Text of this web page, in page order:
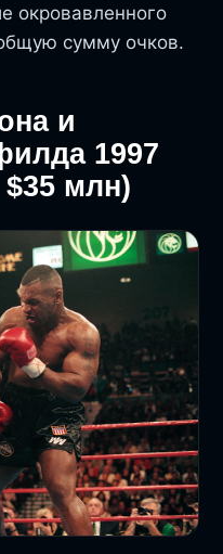
окровавленного
сумму очков.
и
1997
млн)